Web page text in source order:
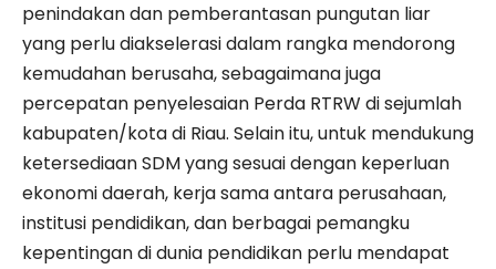
penindakan dan pemberantasan pungutan liar
yang perlu diakselerasi dalam rangka mendorong
kemudahan berusaha, sebagaimana juga
percepatan penyelesaian Perda RTRW di sejumlah
kabupaten/kota di Riau. Selain itu, untuk mendukung
ketersediaan SDM yang sesuai dengan keperluan
ekonomi daerah, kerja sama antara perusahaan,
institusi pendidikan, dan berbagai pemangku
kepentingan di dunia pendidikan perlu mendapat